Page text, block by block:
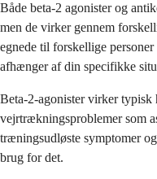
Både beta-2 agonister og
men de virker gennem
egnede til forskellige
afhænger af din specifikke
Beta-2-agonister virker
vejrtrækningsproblemer som
træningsudløste symptomer
brug for det.